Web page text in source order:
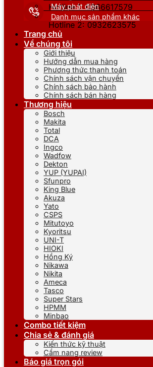
Hotline 1: 0866617579
Hotline 2: 0932623575
Máy phát điện
Danh mục sản phẩm khác
Trang chủ
Về chúng tôi
Giới thiệu
Hướng dẫn mua hàng
Phương thức thanh toán
Chính sách vận chuyển
Chính sách bảo hành
Chính sách bán hàng
Thương hiệu
Bosch
Makita
Total
DCA
Ingco
Wadfow
Dekton
YUP (YUPAI)
Sfunpro
King Blue
Akuza
Yato
CSPS
Mitutoyo
Kyoritsu
UNI-T
HIOKI
Hồng Ký
Nikawa
Nikita
Ameca
Tasco
Super Stars
HPMM
Minbao
Combo tiết kiệm
Chia sẻ & đánh giá
Kiến thức kỹ thuật
Cẩm nang review
Báo giá trọn gói